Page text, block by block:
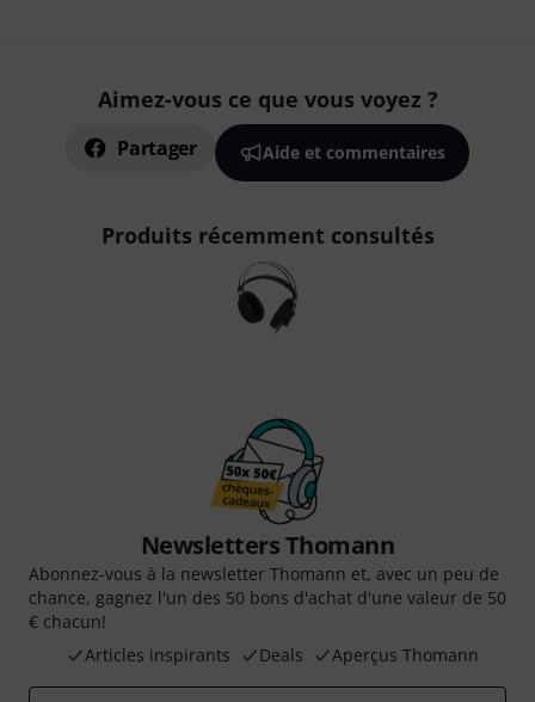
Aimez-vous ce que vous voyez ?
Partager Aide et commentaires
Produits récemment consultés
Newsletters Thomann
Abonnez-vous à la newsletter Thomann et, avec un peu de
chance, gagnez l'un des 50 bons d'achat d'une valeur de 50
€ chacun!
Articles inspirants
Deals Aperçus Thomann